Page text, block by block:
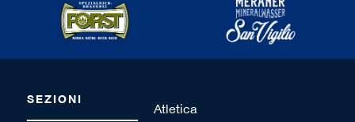
SEZIONI
Atletica